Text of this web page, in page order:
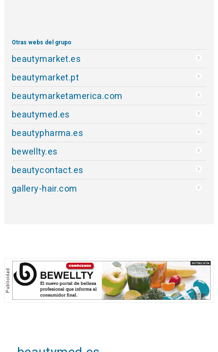
Otras webs del grupo
beautymarket.es
beautymarket.pt
beautymarketamerica.com
beautymed.es
beautypharma.es
bewellty.es
beautycontact.es
gallery-hair.com